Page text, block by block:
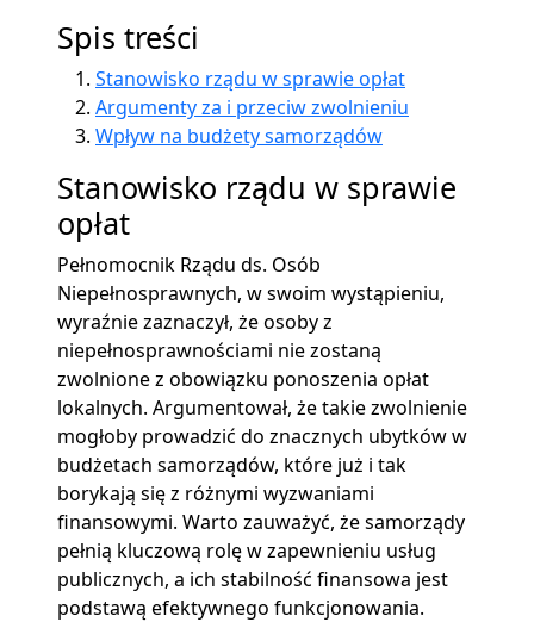
Spis treści
Stanowisko rządu w sprawie opłat
Argumenty za i przeciw zwolnieniu
Wpływ na budżety samorządów
Stanowisko rządu w sprawie
opłat
Pełnomocnik Rządu ds. Osób
Niepełnosprawnych, w swoim wystąpieniu,
wyraźnie zaznaczył, że osoby z
niepełnosprawnościami nie zostaną
zwolnione z obowiązku ponoszenia opłat
lokalnych. Argumentował, że takie zwolnienie
mogłoby prowadzić do znacznych ubytków w
budżetach samorządów, które już i tak
borykają się z różnymi wyzwaniami
finansowymi. Warto zauważyć, że samorządy
pełnią kluczową rolę w zapewnieniu usług
publicznych, a ich stabilność finansowa jest
podstawą efektywnego funkcjonowania.